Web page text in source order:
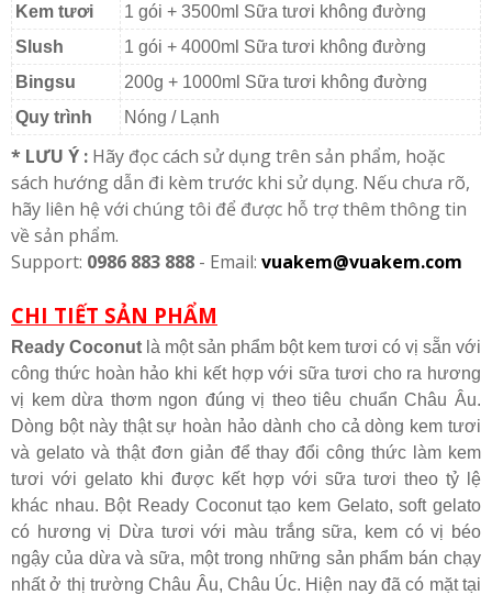
Kem tươi
1 gói + 3500ml Sữa tươi không đường
Slush
1 gói + 4000ml Sữa tươi không đường
Bingsu
200g + 1000ml Sữa tươi không đường
Quy trình
Nóng / Lạnh
* LƯU Ý : Hãy đọc cách sử dụng trên sản phẩm, hoặc
sách hướng dẫn đi kèm trước khi sử dụng. Nếu chưa rõ,
hãy liên hệ với chúng tôi để được hỗ trợ thêm thông tin
về sản phẩm.
Support: 0986 883 888 - Email: vuakem@vuakem.com
CHI TIẾT SẢN PHẨM
Ready Coconut là một sản phẩm bột kem tươi có vị sẵn với
công thức hoàn hảo khi kết hợp với sữa tươi cho ra hương
vị kem dừa thơm ngon đúng vị theo tiêu chuẩn Châu Âu.
Dòng bột này thật sự hoàn hảo dành cho cả dòng kem tươi
và gelato và thật đơn giản để thay đổi công thức làm kem
tươi với gelato khi được kết hợp với sữa tươi theo tỷ lệ
khác nhau. Bột Ready Coconut tạo kem Gelato, soft gelato
có hương vị Dừa tươi với màu trắng sữa, kem có vị béo
ngậy của dừa và sữa, một trong những sản phẩm bán chạy
nhất ở thị trường Châu Âu, Châu Úc. Hiện nay đã có mặt tại